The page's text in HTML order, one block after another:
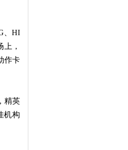
、HI
，
作卡
精英
机构